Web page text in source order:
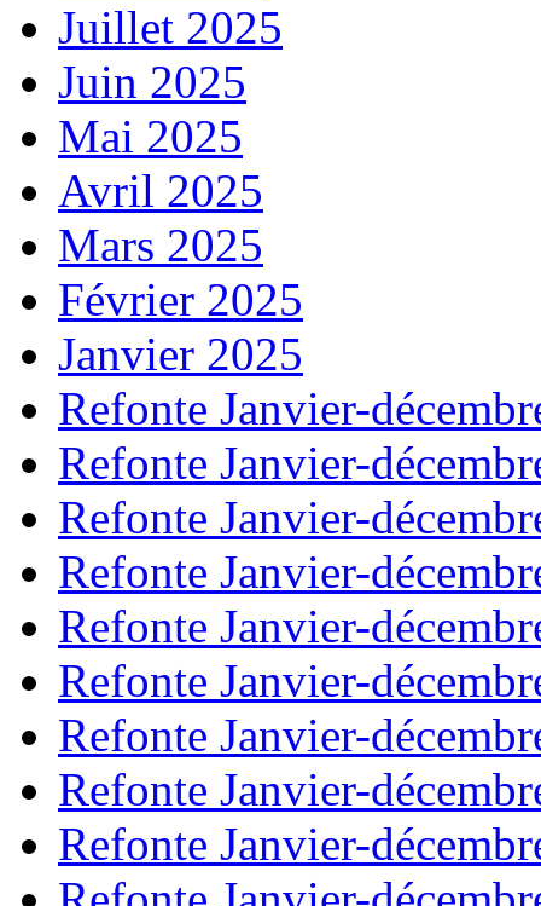
Juillet 2025
Juin 2025
Mai 2025
Avril 2025
Mars 2025
Février 2025
Janvier 2025
Refonte Janvier-
Refonte Janvier-
Refonte Janvier-
Refonte Janvier-
Refonte Janvier-
Refonte Janvier-
Refonte Janvier-
Refonte Janvier-
Refonte Janvier-